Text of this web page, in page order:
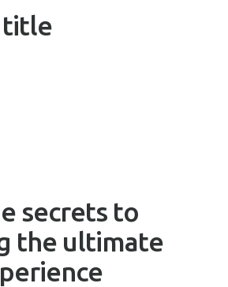
title
secrets to
the ultimate